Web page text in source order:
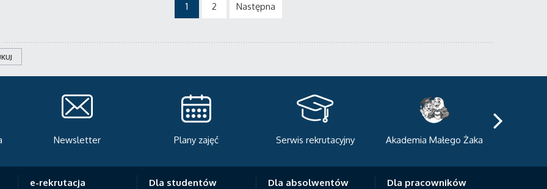
1 2 Następna
Plany zajęć Serwis rekrutacyjny Akademia Małego Żaka
Centrum Sportowo-
e-rekrutacja
Dla studentów
Dla absolwentów
Dla pracowników